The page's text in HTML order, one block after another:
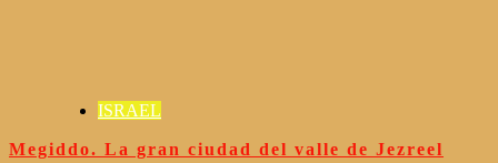
ISRAEL
Megiddo. La gran ciudad del valle de Jezreel